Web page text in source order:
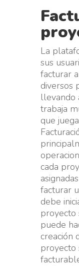
La
sus
facturar
diversos
llevando
trabaja
que
cada
facturar
debe
proyecto
puede
creación
proyecto